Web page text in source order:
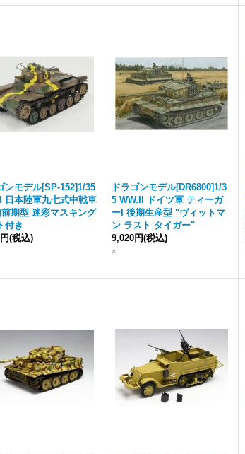
ンモデル[SP-152]1/35
日本陸軍九七式中戦車
期型 迷彩マスキング
付き
(税込)
ドラゴンモデル[DR6800]1/3
5 WW.II ドイツ軍 ティーガ
ーI 後期生産型 "ヴィットマ
ン ラスト タイガー"
9,020円(税込)
×